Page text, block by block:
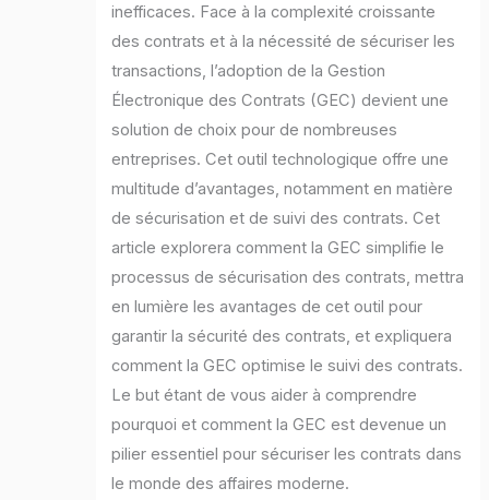
inefficaces. Face à la complexité croissante
des contrats et à la nécessité de sécuriser les
transactions, l’adoption de la Gestion
Électronique des Contrats (GEC) devient une
solution de choix pour de nombreuses
entreprises. Cet outil technologique offre une
multitude d’avantages, notamment en matière
de sécurisation et de suivi des contrats. Cet
article explorera comment la GEC simplifie le
processus de sécurisation des contrats, mettra
en lumière les avantages de cet outil pour
garantir la sécurité des contrats, et expliquera
comment la GEC optimise le suivi des contrats.
Le but étant de vous aider à comprendre
pourquoi et comment la GEC est devenue un
pilier essentiel pour sécuriser les contrats dans
le monde des affaires moderne.